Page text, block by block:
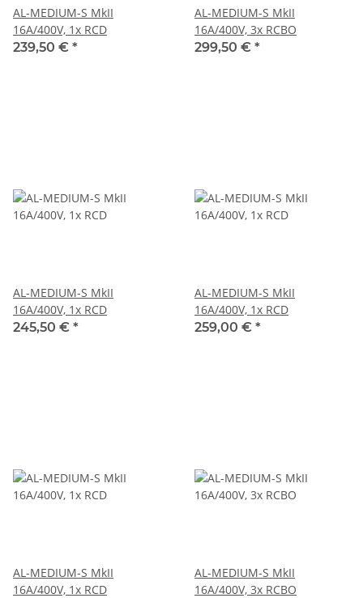
AL-MEDIUM-S MkII
16A/400V, 1x RCD
239,50 € *
AL-MEDIUM-S MkII
16A/400V, 3x RCBO
299,50 € *
AL-MEDIUM-S MkII
16A/400V, 1x RCD
245,50 € *
AL-MEDIUM-S MkII
16A/400V, 1x RCD
259,00 € *
AL-MEDIUM-S MkII
16A/400V, 1x RCD
AL-MEDIUM-S MkII
16A/400V, 3x RCBO